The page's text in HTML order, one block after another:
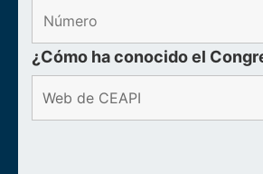
¿Cómo ha conocido el